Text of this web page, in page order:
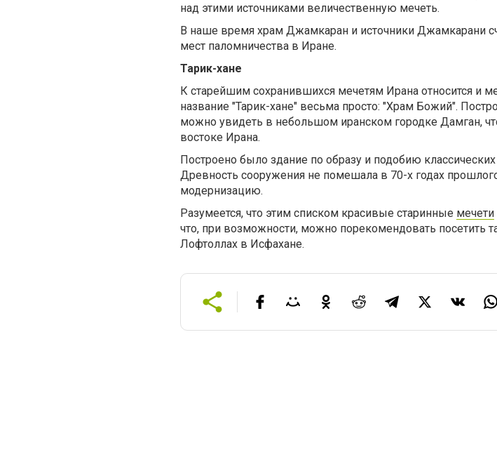
над этими источниками величественную мечеть.
В наше время храм Джамкаран и источники Джамкарани
мест паломничества в Иране.
Тарик-хане
К старейшим сохранившихся мечетям Ирана относится и
название "Тарик-хане" весьма просто: "Храм Божий".
можно увидеть в небольшом иранском городке Дамган,
востоке Ирана.
Построено было здание по образу и подобию
Древность сооружения не помешала в 70-х годах
модернизацию.
Разумеется, что этим списком красивые старинные мечети
что, при возможности, можно порекомендовать посетить
Лофтоллах в Исфахане.